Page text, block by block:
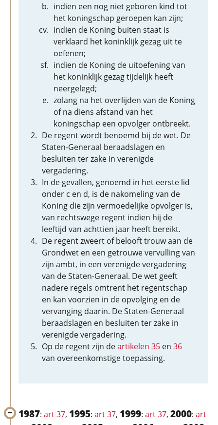
indien een nog niet geboren kind tot
het koningschap geroepen kan zijn;
indien de Koning buiten staat is
verklaard het koninklijk gezag uit te
oefenen;
indien de Koning de uitoefening van
het koninklijk gezag tijdelijk heeft
neergelegd;
zolang na het overlijden van de Koning
of na diens afstand van het
koningschap een opvolger ontbreekt.
De regent wordt benoemd bij de wet. De
Staten-Generaal beraadslagen en
besluiten ter zake in verenigde
vergadering.
In de gevallen, genoemd in het eerste lid
onder c en d, is de nakomeling van de
Koning die zijn vermoedelijke opvolger is,
van rechtswege regent indien hij de
leeftijd van achttien jaar heeft bereikt.
De regent zweert of belooft trouw aan de
Grondwet en een getrouwe vervulling van
zijn ambt, in een verenigde vergadering
van de Staten-Generaal. De wet geeft
nadere regels omtrent het regentschap
en kan voorzien in de opvolging en de
vervanging daarin. De Staten-Generaal
beraadslagen en besluiten ter zake in
verenigde vergadering.
Op de regent zijn deartikelen 35 en 36
van overeenkomstige toepassing.
1987: art 37, 1995: art 37, 1999: art 37, 2000: art